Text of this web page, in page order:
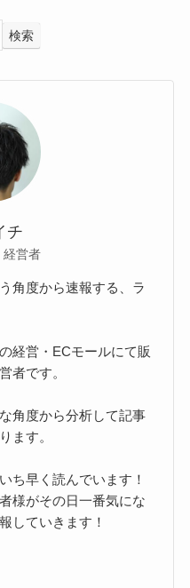
検索
チ
経営者
角度から速報する、ラ
経営・ECモールにて販
者です。
角度から分析して記事
ます。
ち早く読んでいます！
様がその日一番気にな
していきます！